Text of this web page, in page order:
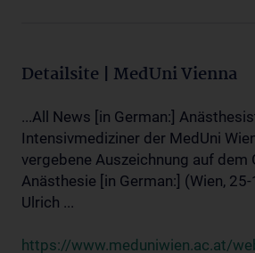
Detailsite | MedUni Vienna
...All News [in German:]
Intensivmediziner der MedUni
vergebene Auszeichnung auf dem
Anästhesie [in German:] (Wien,
Ulrich ...
https://www.meduniwien.ac.at/